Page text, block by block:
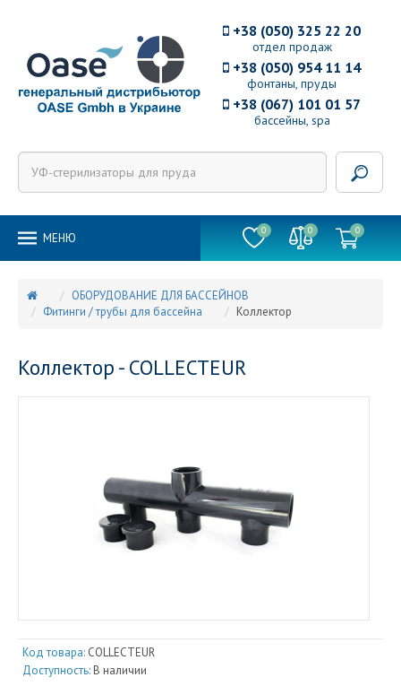
отдел продаж
+38 (050) 325 22 20
фонтаны, пруды
+38 (050) 954 11 14
бассейны, spa
+38 (067) 101 01 57
MEНЮ
0 0 0
ОБОРУДОВАНИЕ ДЛЯ БАССЕЙНОВ
Фитинги / трубы для бассейна
Коллектор
Коллектор - COLLECTEUR
Код товара: COLLECTEUR
Доступность: В наличии